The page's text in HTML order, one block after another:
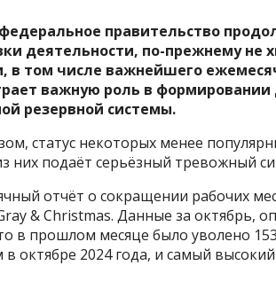
правительство
деятельности, по-прежнему не
в том числе важнейшего
важную роль в
резервной системы.
статус некоторых менее
них подаёт серьёзный тревожный
отчёт о сокращении рабочих
& Christmas. Данные за октябрь,
в прошлом месяце было уволено
октябре 2024 года, и самый